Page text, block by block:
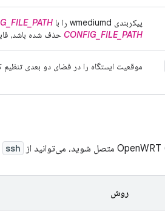
پیکربندی wmediumd را با
CONFIG_FILE_PATH حذف شده باشد،
موقعیت ایستگاه را در فضای دو بعدی تنظیم
ssh
روش